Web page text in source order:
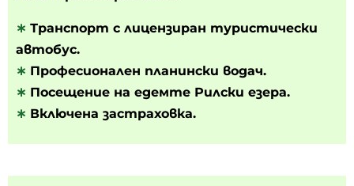
∗ Транспорт с лицензиран туристически
автобус.
∗ Професионален планински водач.
∗ Посещение на едемте Рилски езера.
∗ Включена застраховка.